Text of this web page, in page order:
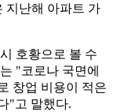
지난해 아파트 가
호황으로 볼 수
"코로나 국면에
창업 비용이 적은
"고 말했다.